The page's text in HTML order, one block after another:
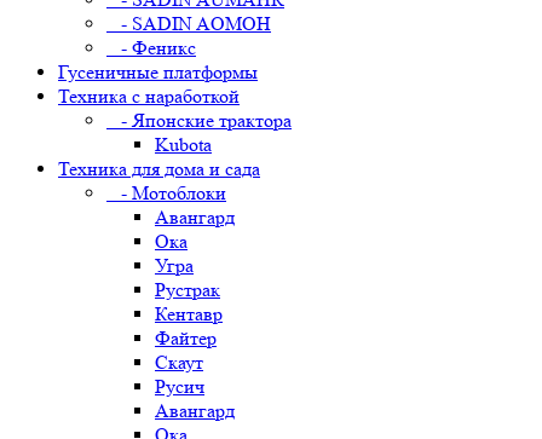
- SADIN AOMOH
- Феникс
Гусеничные платформы
Техника с наработкой
- Японские трактора
Kubota
Техника для дома и сада
- Мотоблоки
Авангард
Ока
Угра
Рустрак
Кентавр
Файтер
Скаут
Русич
Авангард